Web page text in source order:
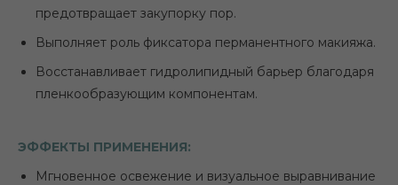
предотвращает закупорку пор.
Выполняет роль фиксатора перманентного макияжа.
Восстанавливает гидролипидный барьер благодаря
пленкообразующим компонентам.
ЭФФЕКТЫ ПРИМЕНЕНИЯ:
Мгновенное освежение и визуальное выравнивание